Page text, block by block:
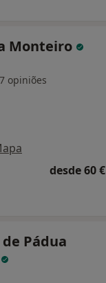
Monteiro
opiniões
desde 60 €
Pádua